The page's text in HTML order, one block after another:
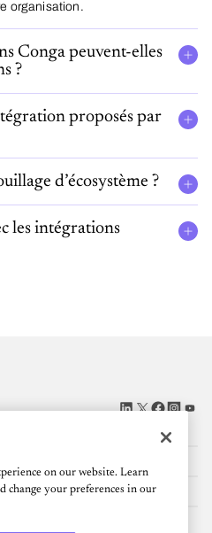
organisation.
Conga peuvent-elles
?
proposés par
d’écosystème ?
les intégrations
on our website. Learn
change your preferences in our